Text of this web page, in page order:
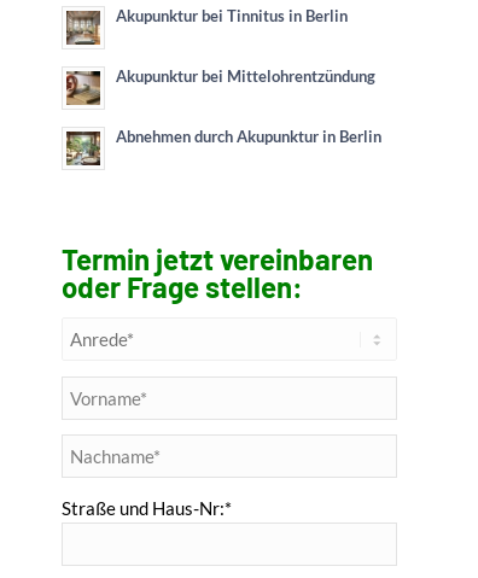
Akupunktur bei Tinnitus in Berlin
Akupunktur bei Mittelohrentzündung
Abnehmen durch Akupunktur in Berlin
Termin jetzt vereinbaren
oder Frage stellen:
Straße und Haus-Nr:*